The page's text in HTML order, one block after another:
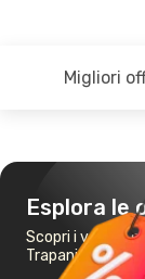
Migliori
Esplora le
Scopri i voli più
Trapani